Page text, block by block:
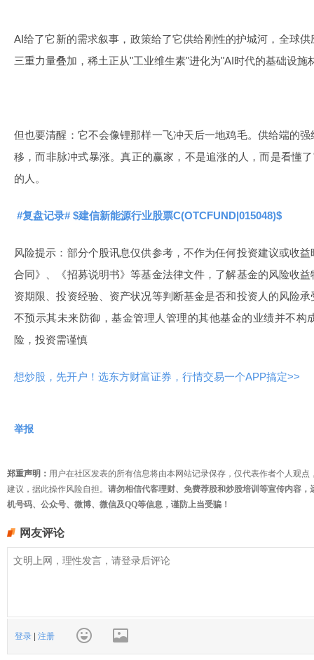
AI给了它新的需求叙事，政策给了它供给刚性的护城河，全球
三重力量叠加，稀土正从"工业维生素"进化为"AI时代的基础设施
但也要清醒：它不会像锂那样一飞冲天后一地鸡毛。供给端的
移，而非脉冲式暴涨。真正的赢家，不是追涨的人，而是看懂
的人。
#复盘记录# $建信新能源行业股票C(OTCFUND|015048)$
风险提示：部分个股讯息仅供参考，不作为任何投资建议或收
合同》、《招募说明书》等基金法律文件，了解基金的风险收
资期限、投资经验、资产状况等判断基金是否和投资人的风险
不预示其未来防御，基金管理人管理的其他基金的业绩并不构
险，投资需谨慎
想炒股，先开户！选东方财富证券，行情交易一个APP搞定>>
举报
郑重声明： 用户在社区发表的所有信息将由本网站记录保存，仅代表作者个人观
建议，据此操作风险自担。 请勿相信代客理财、免费荐股和炒股培训等宣传内容
机号码、公众号、微博、微信及QQ等信息，谨防上当受骗！
网友评论
登录 注册